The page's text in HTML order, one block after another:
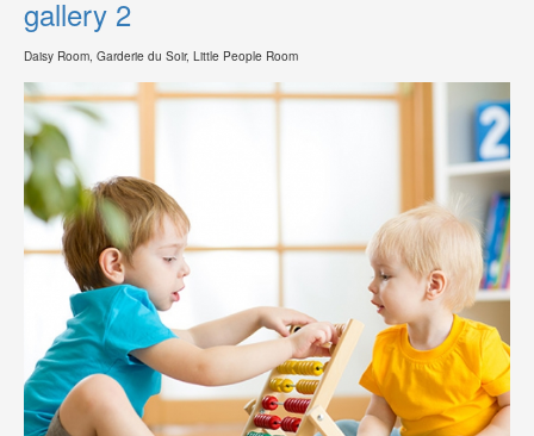
gallery 2
Daisy Room, Garderie du Soir, Little People Room